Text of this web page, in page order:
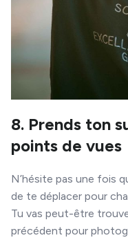
8. Prends ton
points de vues
N’hésite pas une fois
de te déplacer pour
Tu vas peut-être
précédent pour